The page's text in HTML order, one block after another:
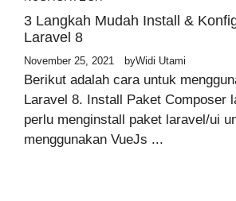
3 Langkah Mudah Install &
Laravel 8
November 25, 2021 byWidi Utami
Berikut adalah cara untuk
Laravel 8. Install Paket Composer
perlu menginstall paket laravel/ui
menggunakan VueJs ...